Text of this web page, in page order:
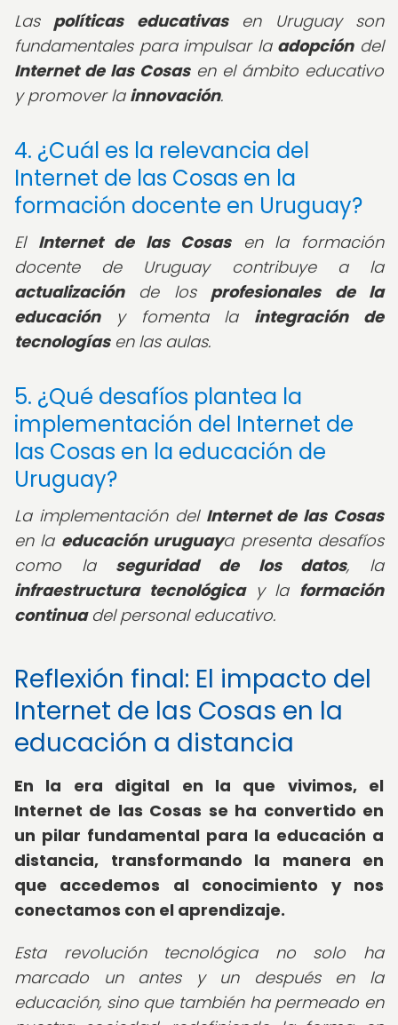
Las políticas educativasen Uruguay son
fundamentales para impulsar la adopcióndel
Internet de las Cosasen el ámbito educativo
y promover la innovación.
4. ¿Cuál es la relevancia del
Internet de las Cosas en la
formación docente en Uruguay?
El Internet de las Cosasen la formación
docente de Uruguay contribuye a la
actualizaciónde los profesionales de la
educacióny fomenta la integración de
tecnologíasen las aulas.
5. ¿Qué desafíos plantea la
implementación del Internet de
las Cosas en la educación de
Uruguay?
La implementación del Internet de las Cosas
en la educación uruguaya presenta desafíos
como la seguridad de los datos, la
infraestructura tecnológicay la formación
continuadel personal educativo.
Reflexión final: El impacto del
Internet de las Cosas en la
educación a distancia
En la era digital en la que vivimos, el
Internet de las Cosas se ha convertido en
un pilar fundamental para la educación a
distancia, transformando la manera en
que accedemos al conocimiento y nos
conectamos con el aprendizaje.
Esta revolución tecnológica no solo ha
marcado un antes y un después en la
educación, sino que también ha permeado en